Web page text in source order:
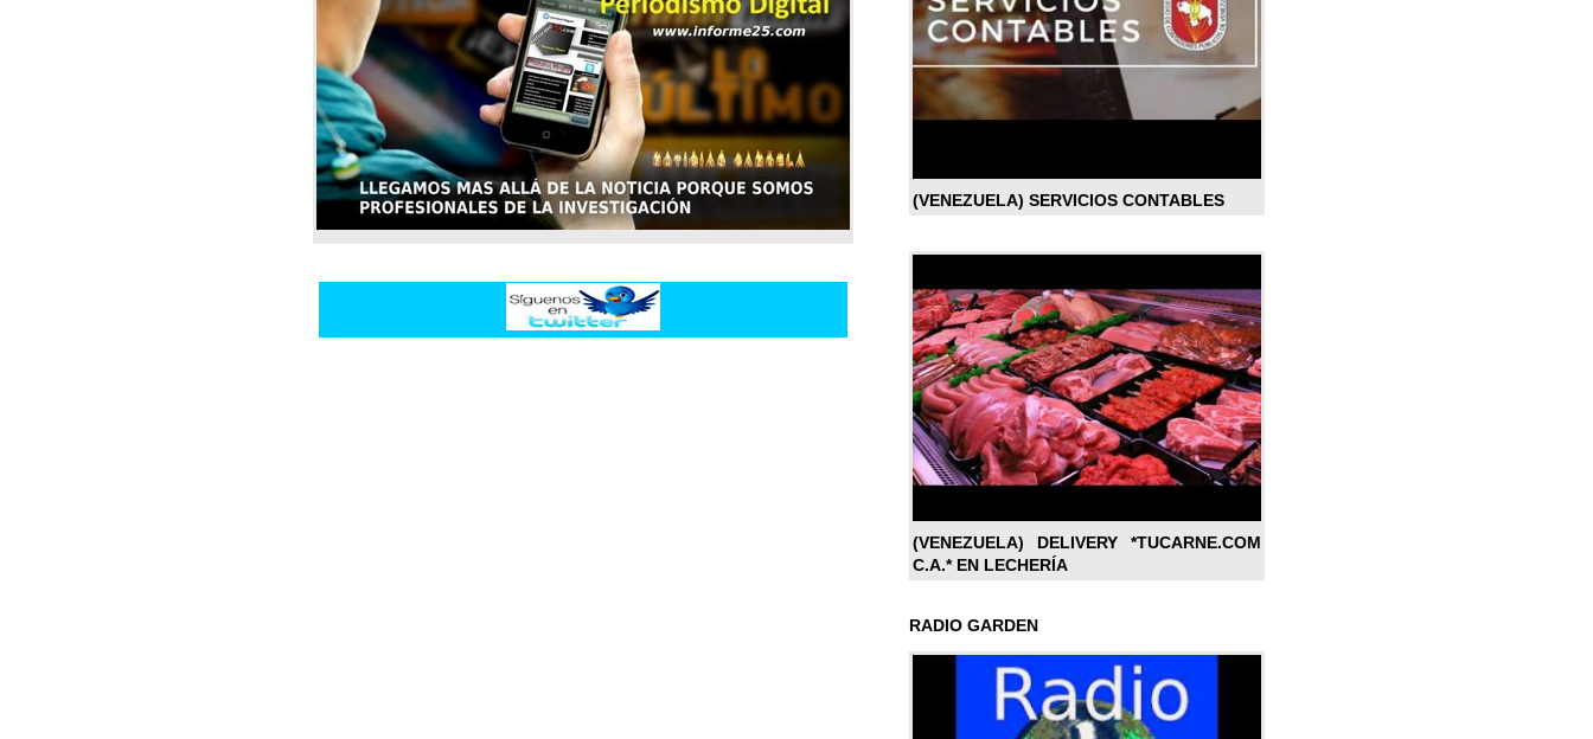
(VENEZUELA) SERVICIOS CONTABLES
(VENEZUELA) DELIVERY *TUCARNE.COM
C.A.* EN LECHERÍA
RADIO GARDEN